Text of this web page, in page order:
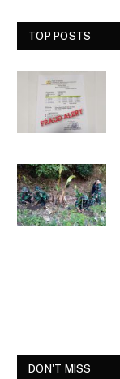
TOP POSTS
DON'T MISS